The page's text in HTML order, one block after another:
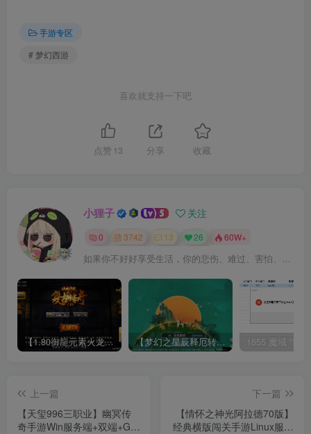
手游专区
# 梦幻西游
喜欢就支持一下吧
点赞 13 分享 收藏
小狸子 关注
0 3742 13 26 60W+
如果你不好好享受生活，你的悲伤、难过、害怕、羞愧和内疚会代替你享受
【1.80御龍元素火龙[摸摸登陆器]】战神引擎WIN服务端+GM工具+充值后台+双端+架设教程 【梦幻之星辰释厄转尊享挂机版】MT3换皮梦幻西游Linux服务端+GM后台+双端+源码+架设教程
上一篇
【天玺996三职业】幽冥传
奇手游Win服务端+双端+GM
下一篇
【情怀之神光阿拉德70版】
经典横版闯关手游Linux服务